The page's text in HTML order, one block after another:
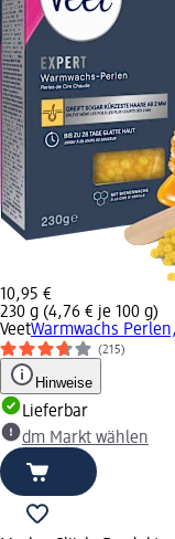
10,95 €
230 g (4,76 € je 100 g)
VeetWarmwachs
(215)
Hinweise
Lieferbar
dm Markt wählen